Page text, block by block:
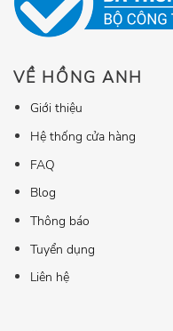
VỀ HỒNG ANH
Giới thiệu
Hệ thống cửa hàng
FAQ
Blog
Thông báo
Tuyển dụng
Liên hệ